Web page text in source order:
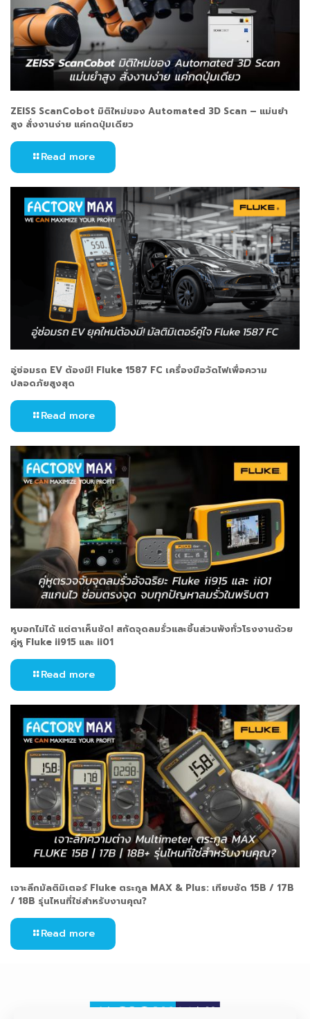
ZEISS ScanCobot มิติใหม่ของ Automated 3D Scan – แม่นยำ
สูง สั่งงานง่าย แค่กดปุ่มเดียว
Read more
อู่ซ่อมรถ EV ต้องมี! Fluke 1587 FC เครื่องมือวัดไฟเพื่อความ
ปลอดภัยสูงสุด
Read more
หูบอกไม่ได้ แต่ตาเห็นชัด! สกัดจุดลมรั่วและชิ้นส่วนพังทั่วโรงงานด้วย
คู่หู Fluke ii915 และ ii01
Read more
เจาะลึกมัลติมิเตอร์ Fluke ตระกูล MAX & Plus: เทียบชัด 15B / 17B
/ 18B รุ่นไหนที่ใช่สำหรับงานคุณ?
Read more